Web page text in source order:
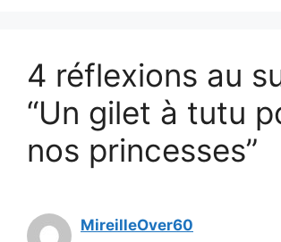
4 réflexions au
“Un gilet à tutu
nos princesses”
MireilleOver60